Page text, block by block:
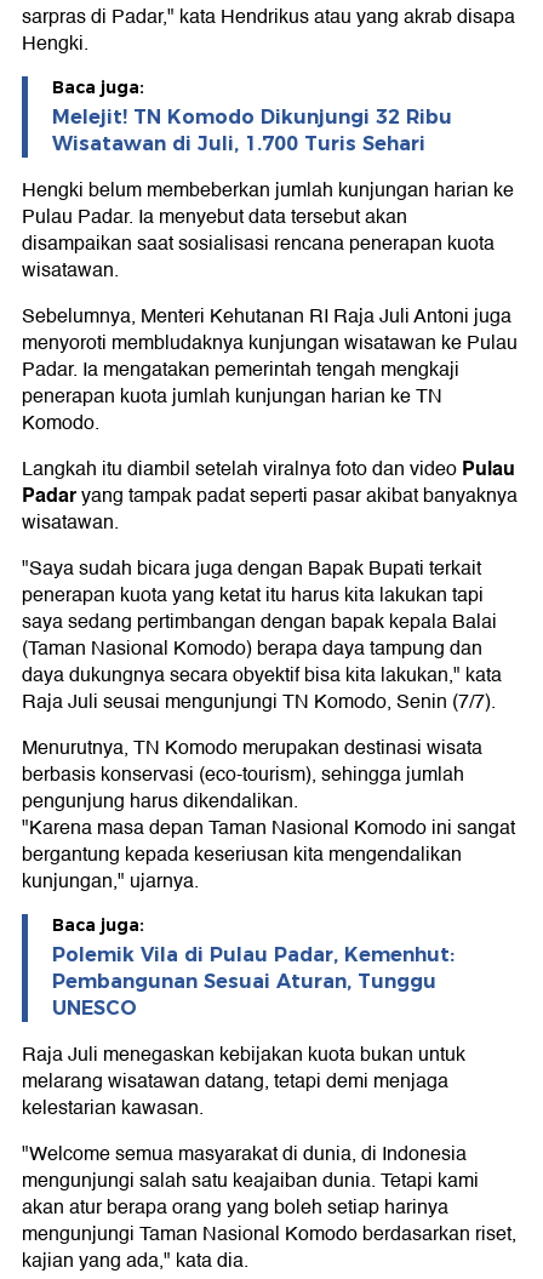
sarpras di Padar," kata Hendrikus atau yang akrab disapa
Hengki.
Baca juga:
Melejit! TN Komodo Dikunjungi 32 Ribu
Wisatawan di Juli, 1.700 Turis Sehari
Hengki belum membeberkan jumlah kunjungan harian ke
Pulau Padar. Ia menyebut data tersebut akan
disampaikan saat sosialisasi rencana penerapan kuota
wisatawan.
Sebelumnya, Menteri Kehutanan RI Raja Juli Antoni juga
menyoroti membludaknya kunjungan wisatawan ke Pulau
Padar. Ia mengatakan pemerintah tengah mengkaji
penerapan kuota jumlah kunjungan harian ke TN
Komodo.
Langkah itu diambil setelah viralnya foto dan videoPulau
Padaryang tampak padat seperti pasar akibat banyaknya
wisatawan.
"Saya sudah bicara juga dengan Bapak Bupati terkait
penerapan kuota yang ketat itu harus kita lakukan tapi
saya sedang pertimbangan dengan bapak kepala Balai
(Taman Nasional Komodo) berapa daya tampung dan
daya dukungnya secara obyektif bisa kita lakukan," kata
Raja Juli seusai mengunjungi TN Komodo, Senin (7/7).
Menurutnya, TN Komodo merupakan destinasi wisata
berbasis konservasi (eco-tourism), sehingga jumlah
pengunjung harus dikendalikan.
"Karena masa depan Taman Nasional Komodo ini sangat
bergantung kepada keseriusan kita mengendalikan
kunjungan," ujarnya.
Baca juga:
Polemik Vila di Pulau Padar, Kemenhut:
Pembangunan Sesuai Aturan, Tunggu
UNESCO
Raja Juli menegaskan kebijakan kuota bukan untuk
melarang wisatawan datang, tetapi demi menjaga
kelestarian kawasan.
"Welcome semua masyarakat di dunia, di Indonesia
mengunjungi salah satu keajaiban dunia. Tetapi kami
akan atur berapa orang yang boleh setiap harinya
mengunjungi Taman Nasional Komodo berdasarkan riset,
kajian yang ada," kata dia.